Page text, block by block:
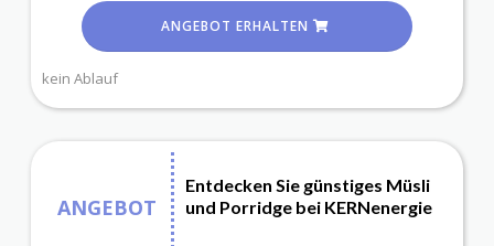
ANGEBOT ERHALTEN
kein Ablauf
ANGEBOT
Entdecken Sie günstiges Müsli
und Porridge bei KERNenergie